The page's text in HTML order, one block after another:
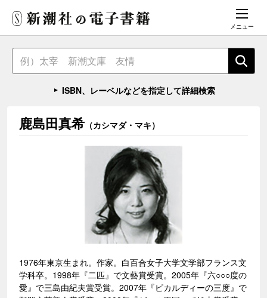
メニュー
ISBN、レーベルなどを指定して詳細検索
鹿島田真希 （カシマダ・マキ）
1976年東京生まれ。作家。白百合女子大学文学部フランス文
学科卒。1998年『二匹』で文藝賞受賞。2005年『六○○○度の
愛』で三島由紀夫賞受賞。2007年『ピカルディーの三度』で